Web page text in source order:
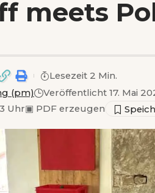
meets
(pm)
Veröffentlicht 17. Mai
Uhr▣ PDF erzeugen
Lesezeit 2 Min.